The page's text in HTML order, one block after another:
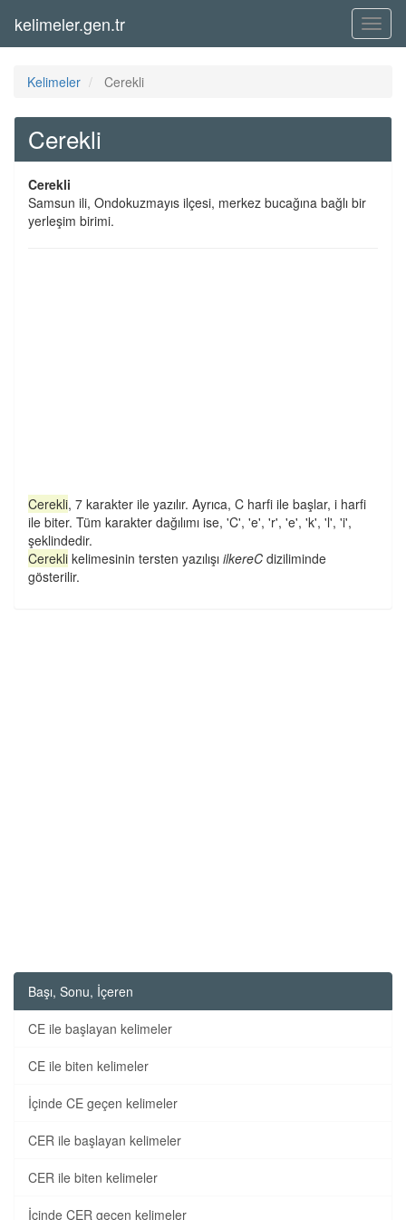
Menü
kelimeler.gen.tr
Kelimeler Cerekli
Cerekli
Cerekli
Samsun ili, Ondokuzmayıs ilçesi, merkez bucağına bağlı bir
yerleşim birimi.
Cerekli, 7 karakter ile yazılır. Ayrıca, C harfi ile başlar, i harfi
ile biter. Tüm karakter dağılımı ise, 'C', 'e', 'r', 'e', 'k', 'l', 'i',
şeklindedir.
Cerekli kelimesinin tersten yazılışı ilkereC diziliminde
gösterilir.
Başı, Sonu, İçeren
CE ile başlayan kelimeler
CE ile biten kelimeler
İçinde CE geçen kelimeler
CER ile başlayan kelimeler
CER ile biten kelimeler
İçinde CER geçen kelimeler